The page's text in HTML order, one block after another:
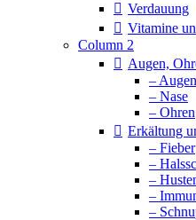
Verdauung
Vitamine
Column 2
Augen,
– Augen
– Nase
– Ohren
Erkältung
– Fieber
–
–
–
–